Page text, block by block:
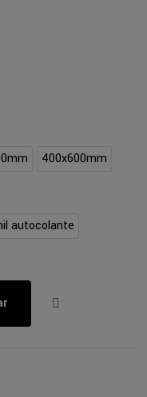
400x600mm
autocolante